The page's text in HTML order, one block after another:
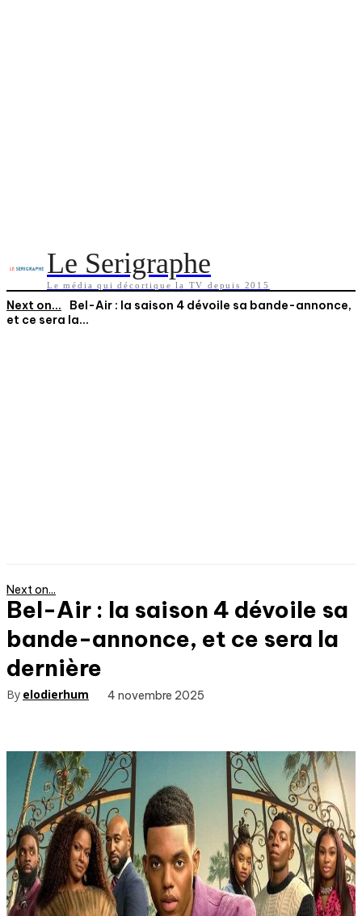
Le Serigraphe
Le média qui décortique la TV depuis 2015
Next on...
Bel-Air : la saison 4 dévoile sa bande-annonce,
et ce sera la...
Next on...
Bel-Air : la saison 4 dévoile sa
bande-annonce, et ce sera la
dernière
By elodierhum 4 novembre 2025